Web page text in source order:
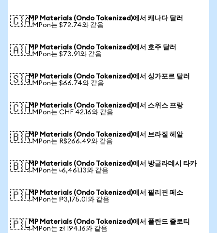
🇨🇦MP Materials (Ondo Tokenized)에서 캐나다 달러
1 MPon는 $72.74와 같음
🇦🇺MP Materials (Ondo Tokenized)에서 호주 달러
1 MPon는 $73.91와 같음
🇸🇬MP Materials (Ondo Tokenized)에서 싱가포르 달러
1 MPon는 $66.74와 같음
🇨🇭MP Materials (Ondo Tokenized)에서 스위스 프랑
1 MPon는 CHF 42.16와 같음
🇧🇷MP Materials (Ondo Tokenized)에서 브라질 헤알
1 MPon는 R$266.49와 같음
🇧🇩MP Materials (Ondo Tokenized)에서 방글라데시 타카
1 MPon는 ৳6,461.13와 같음
🇵🇭MP Materials (Ondo Tokenized)에서 필리핀 페소
1 MPon는 ₱3,175.01와 같음
🇵🇱MP Materials (Ondo Tokenized)에서 폴란드 즐로티
1 MPon는 zł 194.16와 같음